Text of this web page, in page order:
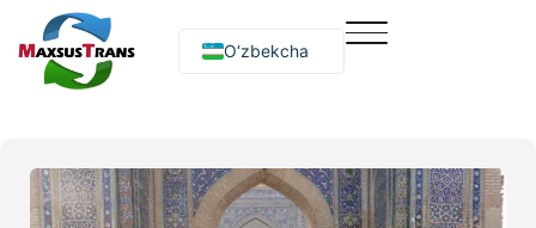
O‘zbekcha
Русский